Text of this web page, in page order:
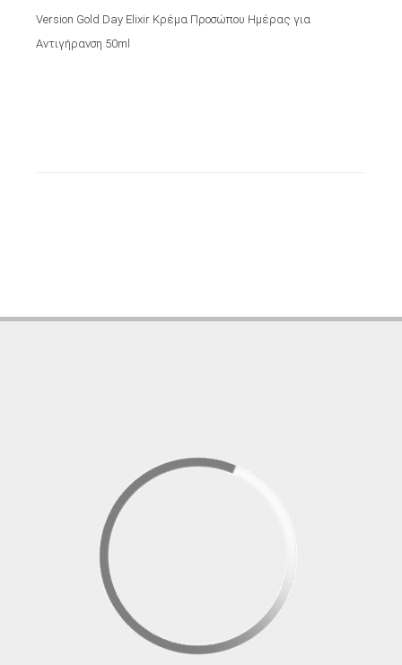
Version Gold Day Elixir Κρέμα Προσώπου Ημέρας για
Αντιγήρανση 50ml